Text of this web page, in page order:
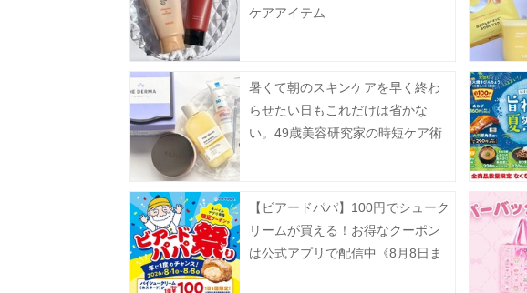
ケアアイテム
暑くて朝のスキンケアを早く終わ
らせたい日もこれだけは省かな
い。49歳美容研究家の時短ケア術
【ビアードパパ】100円でシューク
リームが買える！お得なクーポン
は公式アプリで配信中《8月8日ま